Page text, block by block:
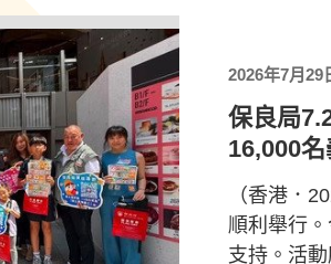
2026年7月29
保良局
16,000
（香港．
順利舉行
支持。活